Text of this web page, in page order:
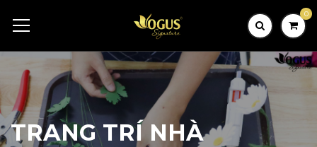
0
TRANG TRÍ NHÀ